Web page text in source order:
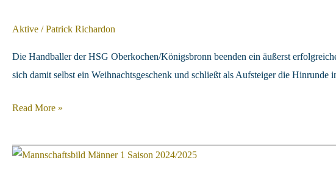
Aktive /Patrick Richardon
Die Handballer der HSG Oberkochen/Königsbronn beenden ein äußerst
sich damit selbst ein Weihnachtsgeschenk und schließt als Aufsteiger die
HSG
sich
Read More »